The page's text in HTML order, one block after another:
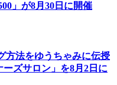
」が8月30日に開催
方法をゆうちゃみに伝授
ズサロン」を8月2日に